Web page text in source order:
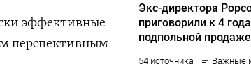
эффективные
перспективным